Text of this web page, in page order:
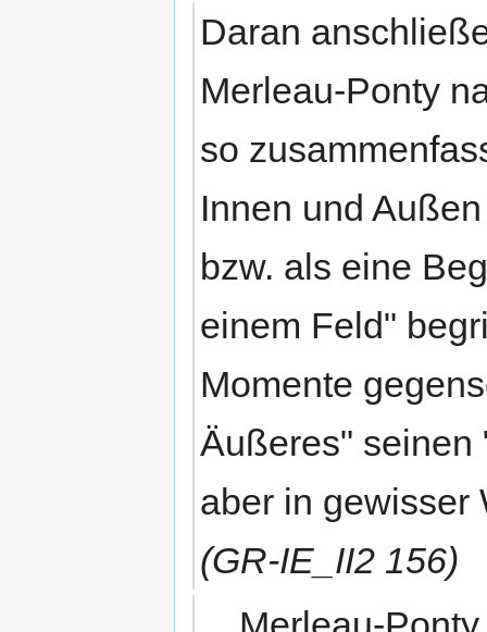
Daran
Merleau-Ponty
so
Innen und
bzw. als eine
einem Feld"
Momente
Äußeres" seinen
aber in gewisser
(GR-IE_II2 156)